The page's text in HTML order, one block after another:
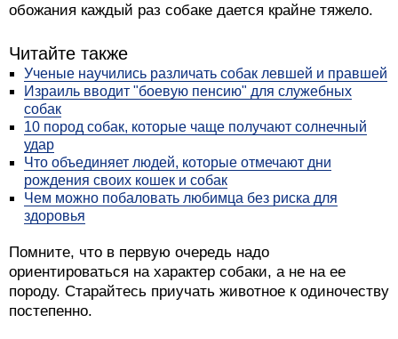
обожания каждый раз собаке дается крайне тяжело.
Читайте также
Ученые научились различать собак левшей и правшей
Израиль вводит "боевую пенсию" для служебных
собак
10 пород собак, которые чаще получают солнечный
удар
Что объединяет людей, которые отмечают дни
рождения своих кошек и собак
Чем можно побаловать любимца без риска для
здоровья
Помните, что в первую очередь надо
ориентироваться на характер собаки, а не на ее
породу. Старайтесь приучать животное к одиночеству
постепенно.